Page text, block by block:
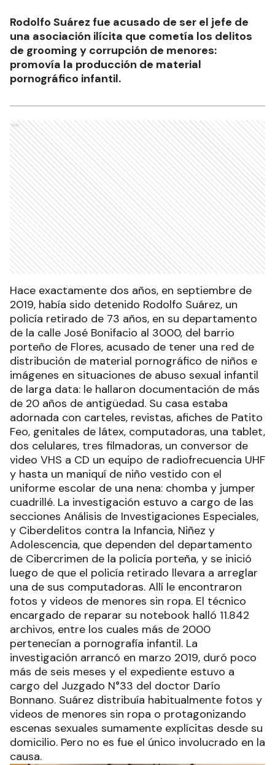
Rodolfo Suárez fue acusado de ser el jefe de
una asociación ilícita que cometía los delitos
de grooming y corrupción de menores:
promovía la producción de material
pornográfico infantil.
Ads
Hace exactamente dos años, en septiembre de
2019, había sido detenido Rodolfo Suárez, un
policía retirado de 73 años, en su departamento
de la calle José Bonifacio al 3000, del barrio
porteño de Flores, acusado de tener una red de
distribución de material pornográfico de niños e
imágenes en situaciones de abuso sexual infantil
de larga data: le hallaron documentación de más
de 20 años de antigüedad. Su casa estaba
adornada con carteles, revistas, afiches de Patito
Feo, genitales de látex, computadoras, una tablet,
dos celulares, tres filmadoras, un conversor de
video VHS a CD un equipo de radiofrecuencia UHF
y hasta un maniquí de niño vestido con el
uniforme escolar de una nena: chomba y jumper
cuadrillé. La investigación estuvo a cargo de las
secciones Análisis de Investigaciones Especiales,
y Ciberdelitos contra la Infancia, Niñez y
Adolescencia, que dependen del departamento
de Cibercrimen de la policía porteña, y se inició
luego de que el policía retirado llevara a arreglar
una de sus computadoras. Allí le encontraron
fotos y videos de menores sin ropa. El técnico
encargado de reparar su notebook halló 11.842
archivos, entre los cuales más de 2000
pertenecían a pornografía infantil. La
investigación arrancó en marzo 2019, duró poco
más de seis meses y el expediente estuvo a
cargo del Juzgado N°33 del doctor Darío
Bonnano. Suárez distribuía habitualmente fotos y
videos de menores sin ropa o protagonizando
escenas sexuales sumamente explícitas desde su
domicilio. Pero no es fue el único involucrado en la
causa.